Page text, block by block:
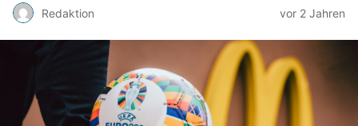
Redaktion vor 2 Jahren